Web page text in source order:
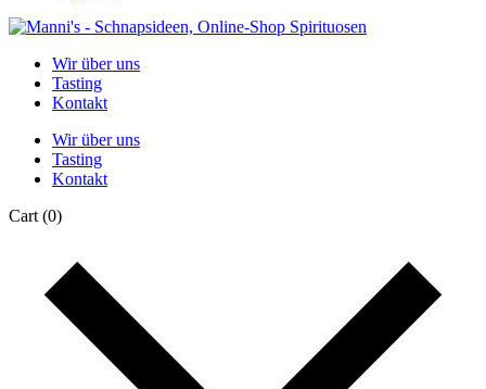
Wir über uns
Tasting
Kontakt
Wir über uns
Tasting
Kontakt
Cart (0)